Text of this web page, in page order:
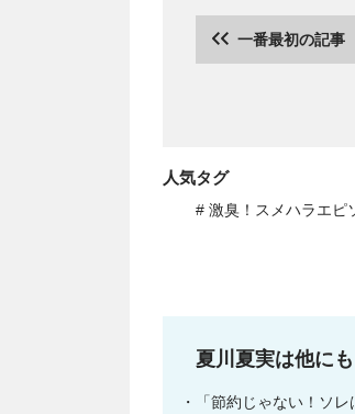
一番最初の記事
人気タグ
# 激臭！スメハラエピ
夏川夏実は他に
「節約じゃない！ソ